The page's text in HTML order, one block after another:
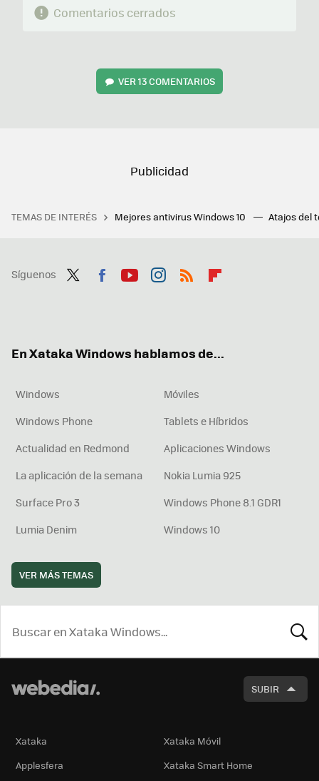
Comentarios cerrados
VER13 COMENTARIOS
TEMAS DE INTERÉS Mejores antivirus Windows 10 Atajos del
Síguenos
En Xataka Windows hablamos de...
Windows
Móviles
Windows Phone
Tablets e Híbridos
Actualidad en Redmond
Aplicaciones Windows
La aplicación de la semana
Nokia Lumia 925
Surface Pro 3
Windows Phone 8.1 GDR1
Lumia Denim
Windows 10
VER MÁS TEMAS
SUBIR
Xataka
Xataka Móvil
Applesfera
Xataka Smart Home